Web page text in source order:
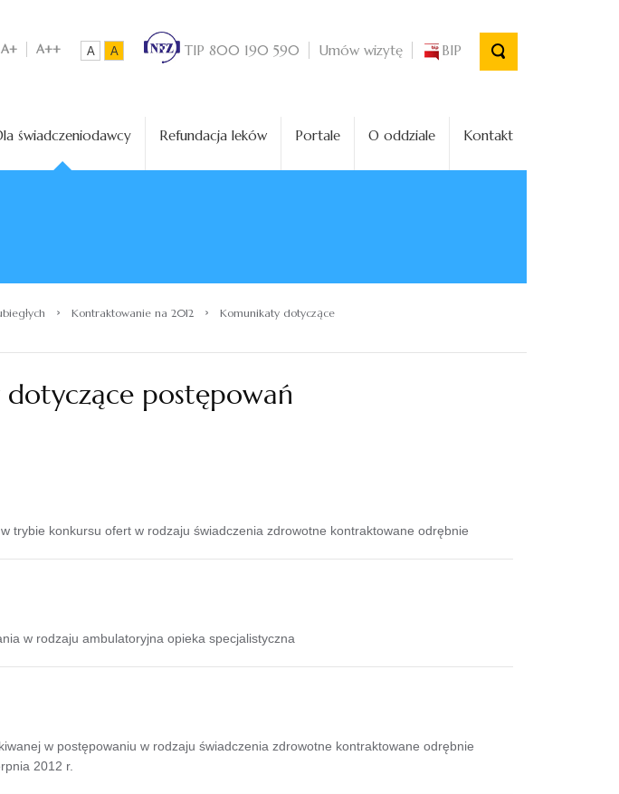
A+ A++ A A TIP 800 190 590 Umów wizytę BIP
świadczeniodawcy Refundacja leków Portale O oddziale Kontakt
› Kontraktowanie na 2012 ›
Komunikaty dotyczące
postępowań
trybie konkursu ofert w rodzaju świadczenia zdrowotne kontraktowane odrębnie
w rodzaju ambulatoryjna opieka specjalistyczna
w postępowaniu w rodzaju świadczenia zdrowotne kontraktowane odrębnie
2012 r.